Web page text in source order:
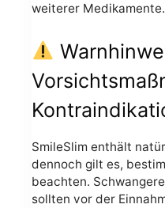
weiterer Medikamente.
SmileSlim enthält
dennoch gilt es,
beachten.
sollten vor der